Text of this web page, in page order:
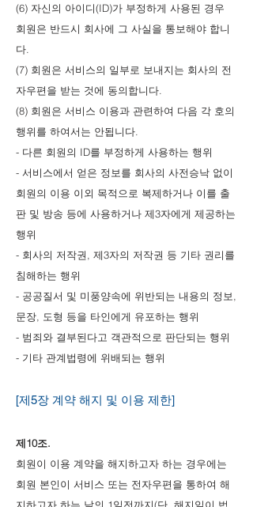
(6) 자신의 아이디(ID)가 부정하게 사용된 경우
회원은 반드시 회사에 그 사실을 통보해야 합니
다.
(7) 회원은 서비스의 일부로 보내지는 회사의 전
자우편을 받는 것에 동의합니다.
(8) 회원은 서비스 이용과 관련하여 다음 각 호의
행위를 하여서는 안됩니다.
- 다른 회원의 ID를 부정하게 사용하는 행위
- 서비스에서 얻은 정보를 회사의 사전승낙 없이
회원의 이용 이외 목적으로 복제하거나 이를 출
판 및 방송 등에 사용하거나 제3자에게 제공하는
행위
- 회사의 저작권, 제3자의 저작권 등 기타 권리를
침해하는 행위
- 공공질서 및 미풍양속에 위반되는 내용의 정보,
문장, 도형 등을 타인에게 유포하는 행위
- 범죄와 결부된다고 객관적으로 판단되는 행위
- 기타 관계법령에 위배되는 행위
[제5장 계약 해지 및 이용 제한]
제10조.
회원이 이용 계약을 해지하고자 하는 경우에는
회원 본인이 서비스 또는 전자우편을 통하여 해